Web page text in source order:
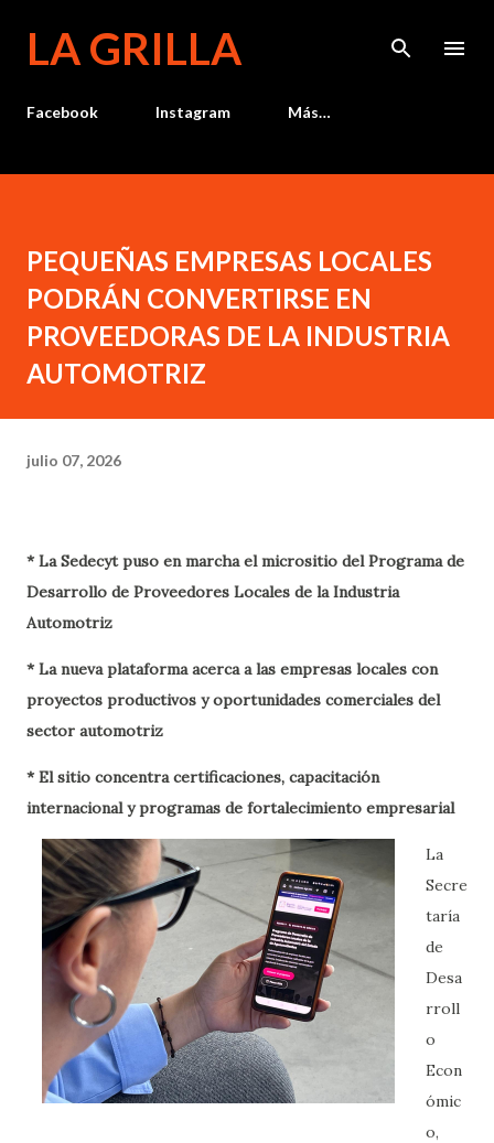
LA GRILLA
Facebook Instagram Más…
PEQUEÑAS EMPRESAS LOCALES
PODRÁN CONVERTIRSE EN
PROVEEDORAS DE LA INDUSTRIA
AUTOMOTRIZ
julio 07, 2026
* La Sedecyt puso en marcha el micrositio del Programa de
Desarrollo de Proveedores Locales de la Industria
Automotriz
* La nueva plataforma acerca a las empresas locales con
proyectos productivos y oportunidades comerciales del
sector automotriz
* El sitio concentra certificaciones, capacitación
internacional y programas de fortalecimiento empresarial
La
Secre
taría
de
Desa
rroll
o
Econ
ómic
o,